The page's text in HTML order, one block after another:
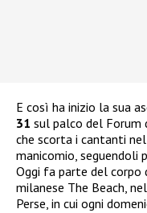
E così ha inizio la sua
31 sul palco del Forum
che scorta i cantanti
manicomio, seguendoli
Oggi fa parte del
milanese The Beach,
Perse, in cui ogni